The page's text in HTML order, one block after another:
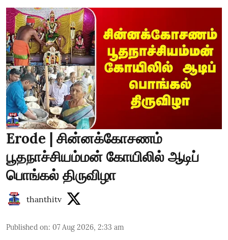
Erode | சின்னக்கோசணம்
பூதநாச்சியம்மன் கோயிலில் ஆடிப்
பொங்கல் திருவிழா
thanthitv
Published on: 07 Aug 2026, 2:33 am